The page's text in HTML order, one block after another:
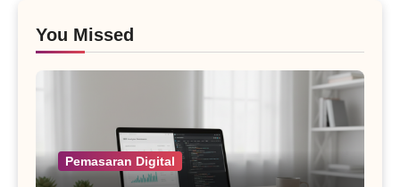
You Missed
Pemasaran Digital